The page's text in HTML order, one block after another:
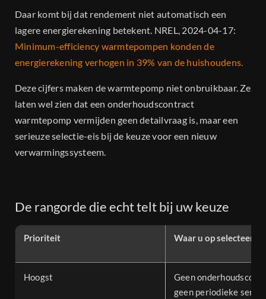
Daar komt bij dat rendement niet automatisch een
lagere energierekening betekent. NREL, 2024-04-17:
Minimum-efficiency warmtepompen konden de
energierekening verhogen in 39% van de huishoudens.
Deze cijfers maken de warmtepomp niet onbruikbaar. Ze
laten wel zien dat een onderhoudscontract
warmtepomp vermijden geen detailvraag is, maar een
serieuze selectie-eis bij de keuze voor een nieuw
verwarmingssysteem.
De rangorde die echt telt bij uw keuze
Prioriteit Waar u op selecteert
Hoogst
Geen
geen periodieke